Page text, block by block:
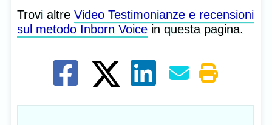
Trovi altre Video Testimonianze e recensioni
sul metodo Inborn Voice in questa pagina.